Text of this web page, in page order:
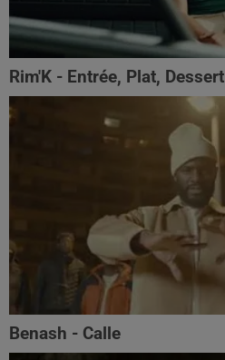
Rim'K - Entrée, Plat, Dessert
Benash - Calle